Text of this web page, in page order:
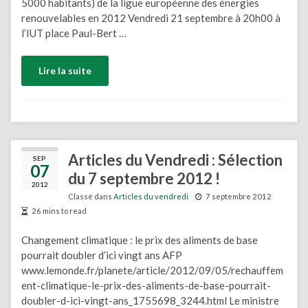
renouvelables en 2012 Vendredi 21 septembre à 20h00 à
l’IUT place Paul-Bert …
Lire la suite
SEP
07
2012
Articles du Vendredi : Sélection
du 7 septembre 2012 !
Classé dans Articles du vendredi
7 septembre 2012
26 mins to read
Changement climatique : le prix des aliments de base
pourrait doubler d’ici vingt ans AFP
www.lemonde.fr/planete/article/2012/09/05/rechauffem
ent-climatique-le-prix-des-aliments-de-base-pourrait-
doubler-d-ici-vingt-ans_1755698_3244.html Le ministre